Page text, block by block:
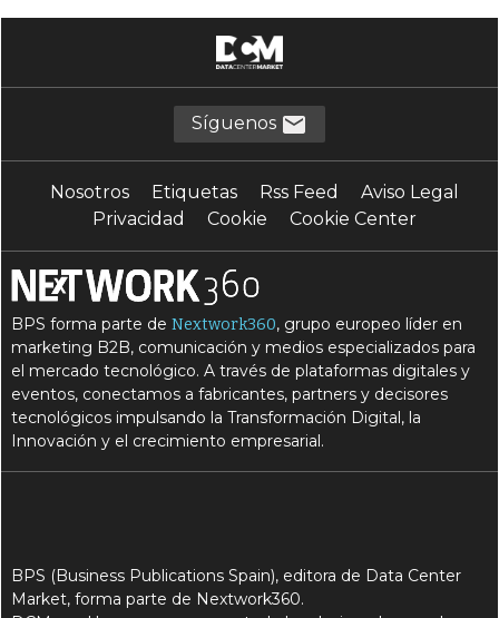
Síguenos
Nosotros Etiquetas Rss Feed
Aviso Legal
Privacidad
Cookie Cookie Center
BPS forma parte deNextwork360, grupo europeo líder en
marketing B2B, comunicación y medios especializados para
el mercado tecnológico. A través de plataformas digitales y
eventos, conectamos a fabricantes, partners y decisores
tecnológicos impulsando la Transformación Digital, la
Innovación y el crecimiento empresarial.
BPS (Business Publications Spain), editora de Data Center
Market, forma parte de Nextwork360.